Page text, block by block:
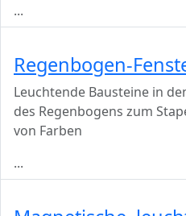
...
Regenbogen-
Leuchtende Bausteine in
des Regenbogens zum
von Farben
...